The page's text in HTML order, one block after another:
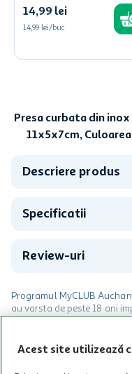
14,99 lei
14,99 lei/buc
Presa curbata din
11x5x7cm,
Descriere produs
Specificatii
Review-uri
Programul MyCLUB
au varsta de peste 18 ani
Termenele și Condițiile
valabile in limita stocurilor
limita a 12 unitati / card
participante și pentru
Acest site utilizează